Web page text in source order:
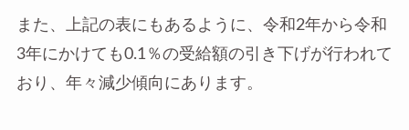
また、上記の表にもあるように、令和2年から令和
3年にかけても0.1％の受給額の引き下げが行われて
おり、年々減少傾向にあります。